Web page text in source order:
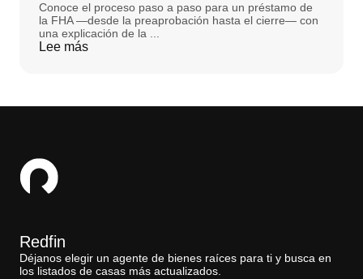
Conoce el proceso paso a paso para un préstamo de
la FHA —desde la preaprobación hasta el cierre— con
una explicación de la ...
Lee más
Redfin
Déjanos elegir un agente de bienes raíces para ti y busca en
los listados de casas más actualizados.